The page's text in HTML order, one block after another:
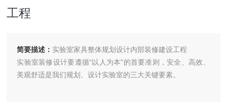
工程
简要描述： 实验室家具整体规划设计内部装修建设工程
实验室装修设计要遵循“以人为本"的首要准则，安全、高效、
美观舒适是我们规划、设计实验室的三大关键要素。